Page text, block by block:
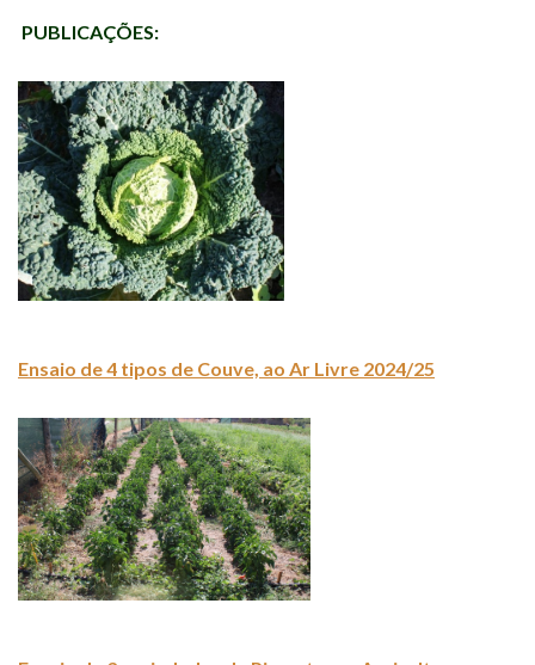
PUBLICAÇÕES:
Ensaio de 4 tipos de Couve, ao Ar Livre 2024/25